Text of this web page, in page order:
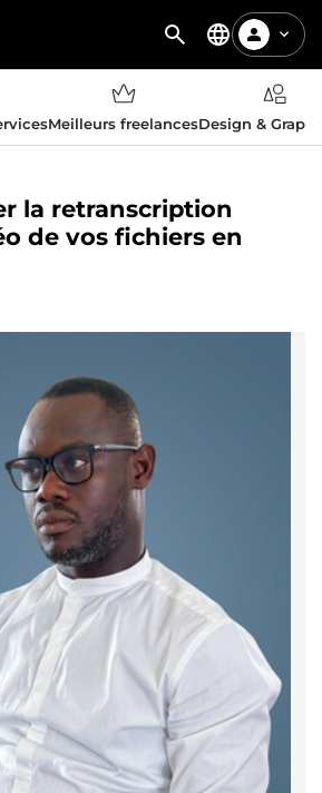
Meilleurs freelancesDesign &
la retranscription
de vos fichiers en